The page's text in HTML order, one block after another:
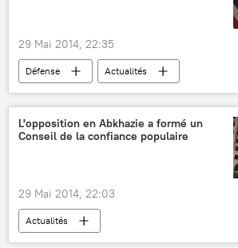
29 Mai 2014, 22:35
Défense Actualités
L'opposition en Abkhazie a formé un
Conseil de la confiance populaire
29 Mai 2014, 22:03
Actualités